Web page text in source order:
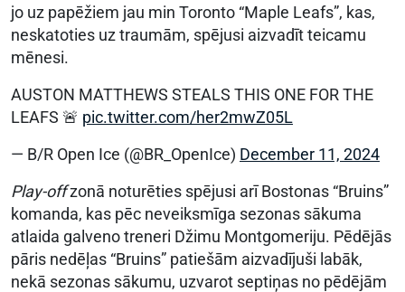
jo uz papēžiem jau min Toronto “Maple Leafs”, kas,
neskatoties uz traumām, spējusi aizvadīt teicamu
mēnesi.
AUSTON MATTHEWS STEALS THIS ONE FOR THE
LEAFS 🚨 pic.twitter.com/her2mwZ05L
— B/R Open Ice (@BR_OpenIce) December 11, 2024
Play-offzonā noturēties spējusi arī Bostonas “Bruins”
komanda, kas pēc neveiksmīga sezonas sākuma
atlaida galveno treneri Džimu Montgomeriju. Pēdējās
pāris nedēļas “Bruins” patiešām aizvadījuši labāk,
nekā sezonas sākumu, uzvarot septiņas no pēdējām